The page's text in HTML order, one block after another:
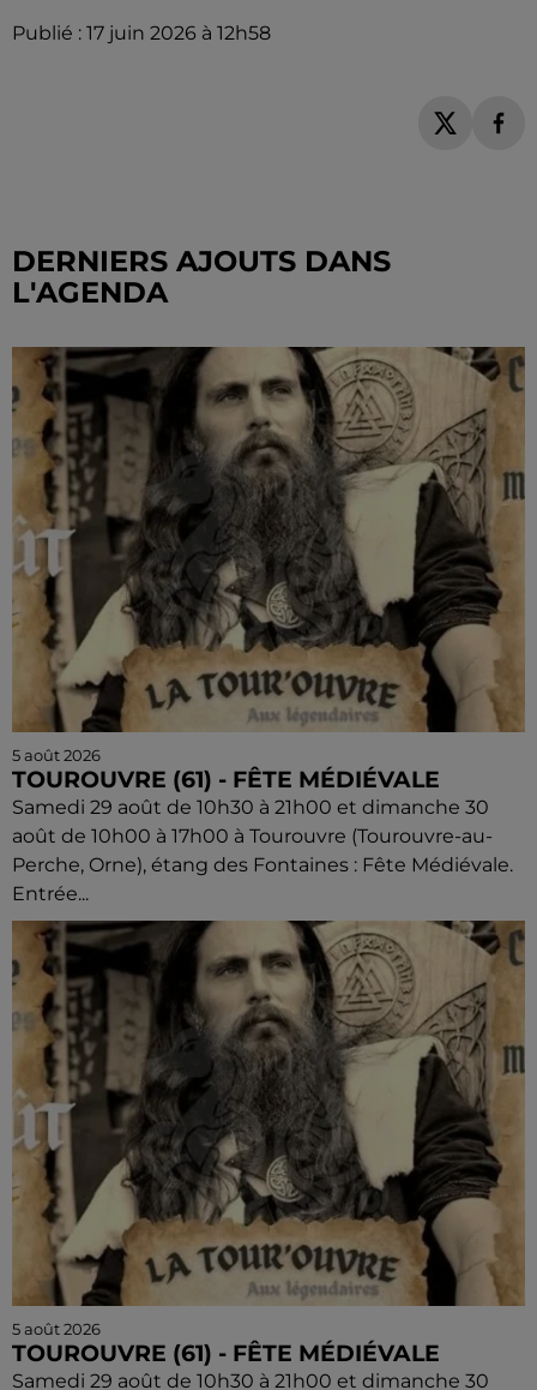
Publié : 17 juin 2026 à 12h58
DERNIERS AJOUTS DANS
L'AGENDA
5 août 2026
TOUROUVRE (61) - FÊTE MÉDIÉVALE
Samedi 29 août de 10h30 à 21h00 et dimanche 30
août de 10h00 à 17h00 à Tourouvre (Tourouvre-au-
Perche, Orne), étang des Fontaines : Fête Médiévale.
Entrée...
5 août 2026
TOUROUVRE (61) - FÊTE MÉDIÉVALE
Samedi 29 août de 10h30 à 21h00 et dimanche 30